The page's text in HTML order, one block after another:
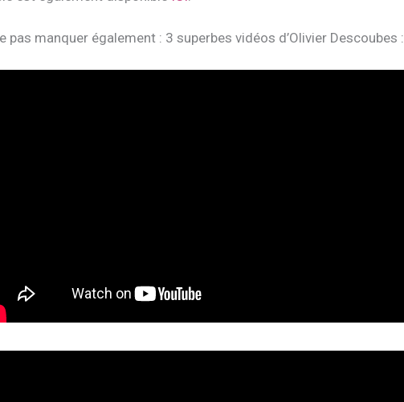
pas manquer également : 3 superbes vidéos d’Olivier Descoubes :